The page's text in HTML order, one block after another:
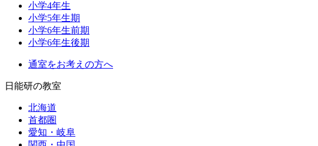
小学4年生
小学5年生期
小学6年生前期
小学6年生後期
通室をお考えの方へ
日能研の教室
北海道
首都圏
愛知・岐阜